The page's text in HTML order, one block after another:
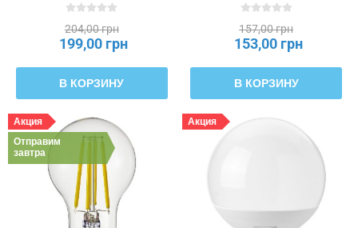
SOLHETTA, 205.840.15
204,00 грн
199,00 грн
В КОРЗИНУ
SOLHETTA, 305.840.34
157,00 грн
153,00 грн
В КОРЗИНУ
Акция
Отправим
завтра
Акция